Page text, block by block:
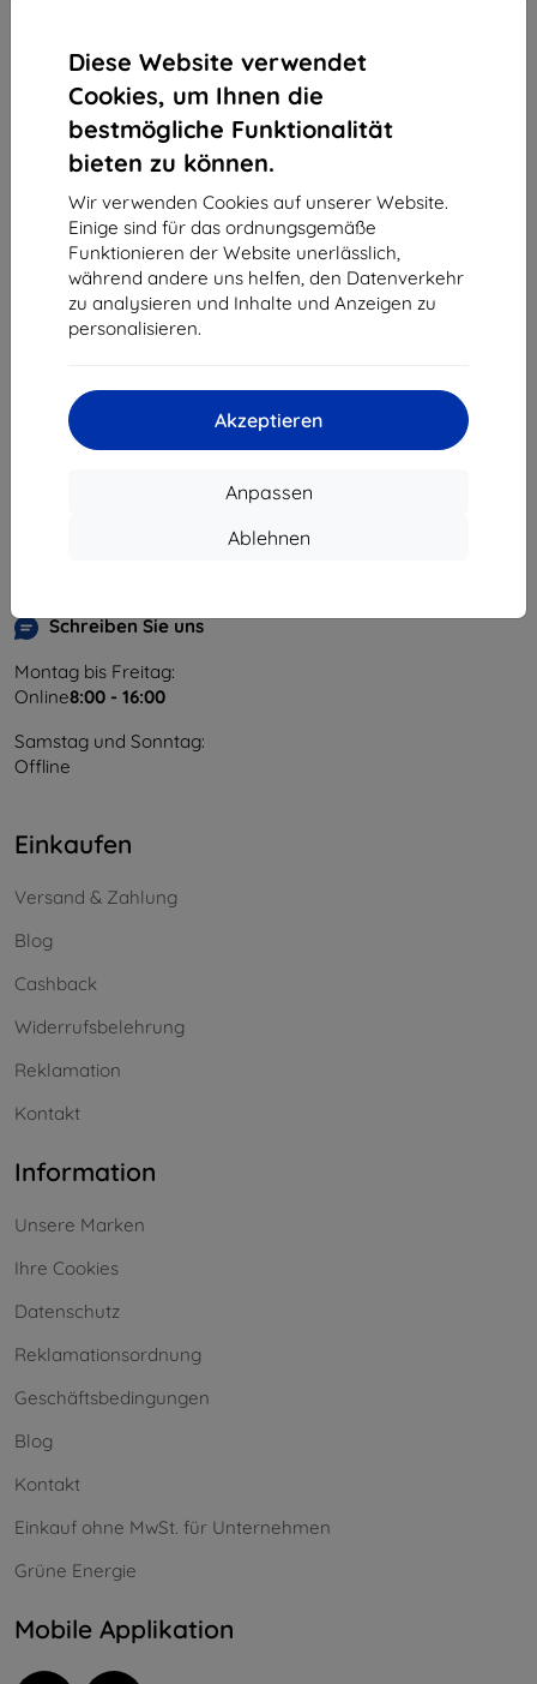
Diese Website verwendet
Cookies, um Ihnen die
bestmögliche Funktionalität
bieten zu können.
Wir verwenden Cookies auf unserer Website.
Einige sind für das ordnungsgemäße
Funktionieren der Website unerlässlich,
während andere uns helfen, den Datenverkehr
zu analysieren und Inhalte und Anzeigen zu
personalisieren.
Akzeptieren
Anpassen
Ablehnen
vom ganzen
Shield-Sk s.r.o.
Unternehmens-ID:
46701494
USt-IdNr.:SK2023549671
Schreiben Sie uns
Montag bis Freitag:
Online8:00 - 16:00
Samstag und Sonntag:
Offline
Einkaufen
Versand & Zahlung
Blog
Cashback
Widerrufsbelehrung
Reklamation
Kontakt
Information
Unsere Marken
Ihre Cookies
Datenschutz
Reklamationsordnung
Geschäftsbedingungen
Blog
Kontakt
Einkauf ohne MwSt. für Unternehmen
Grüne Energie
Mobile Applikation